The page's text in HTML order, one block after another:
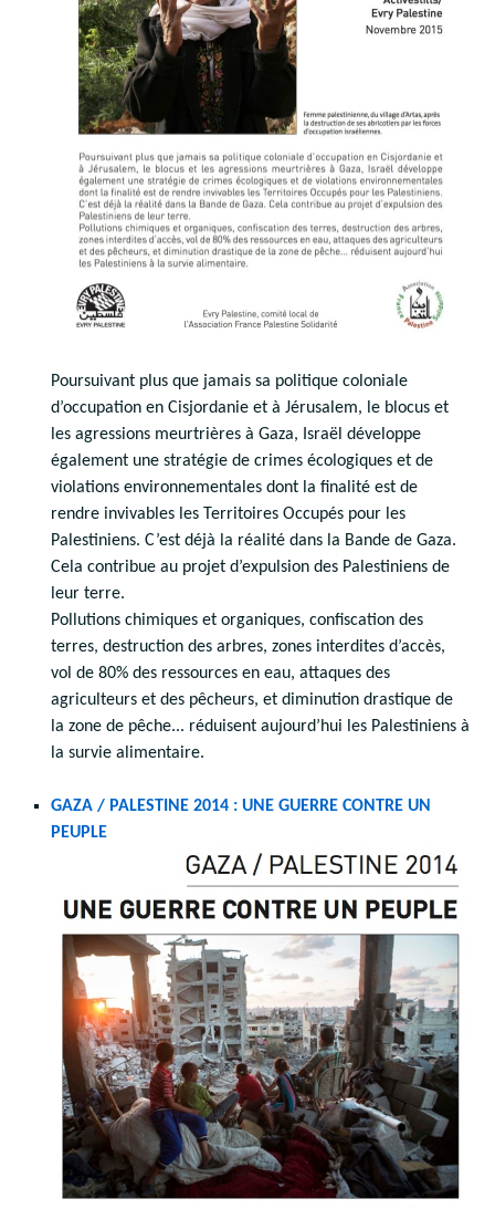
Poursuivant plus que jamais sa politique coloniale
d’occupation en Cisjordanie et à Jérusalem, le blocus et
les agressions meurtrières à Gaza, Israël développe
également une stratégie de crimes écologiques et de
violations environnementales dont la finalité est de
rendre invivables les Territoires Occupés pour les
Palestiniens. C’est déjà la réalité dans la Bande de Gaza.
Cela contribue au projet d’expulsion des Palestiniens de
leur terre.
Pollutions chimiques et organiques, confiscation des
terres, destruction des arbres, zones interdites d’accès,
vol de 80% des ressources en eau, attaques des
agriculteurs et des pêcheurs, et diminution drastique de
la zone de pêche... réduisent aujourd’hui les Palestiniens à
la survie alimentaire.
GAZA / PALESTINE 2014 : UNE GUERRE CONTRE UN
PEUPLE